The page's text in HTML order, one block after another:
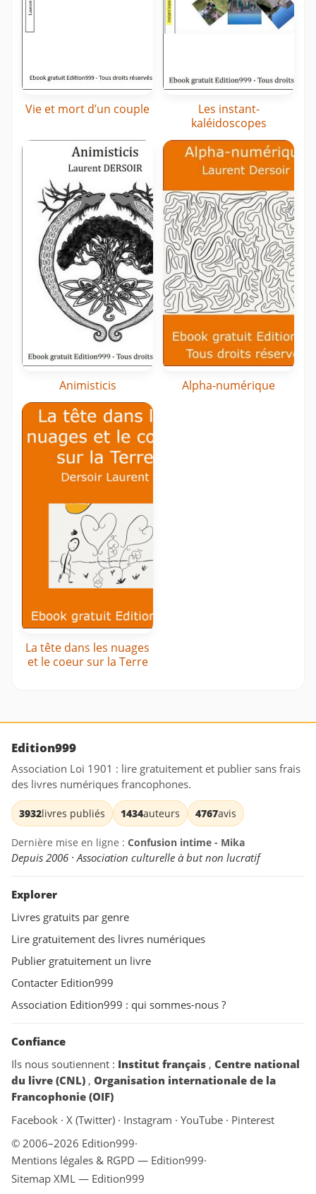
Vie et mort d’un couple
Les instant-
kaléidoscopes
Animisticis Alpha-numérique
La tête dans les nuages
et le coeur sur la Terre
Edition999
Association Loi 1901 : lire gratuitement et publier sans frais
des livres numériques francophones.
3932livres publiés 1434auteurs 4767avis
Dernière mise en ligne : Confusion intime - Mika
Depuis 2006 · Association culturelle à but non lucratif
Explorer
Livres gratuits par genre
Lire gratuitement des livres numériques
Publier gratuitement un livre
Contacter Edition999
Association Edition999 : qui sommes-nous ?
Confiance
Ils nous soutiennent : Institut français , Centre national
du livre (CNL) , Organisation internationale de la
Francophonie (OIF)
Facebook · X (Twitter) · Instagram · YouTube · Pinterest
© 2006–2026 Edition999·
Mentions légales & RGPD — Edition999·
Sitemap XML — Edition999